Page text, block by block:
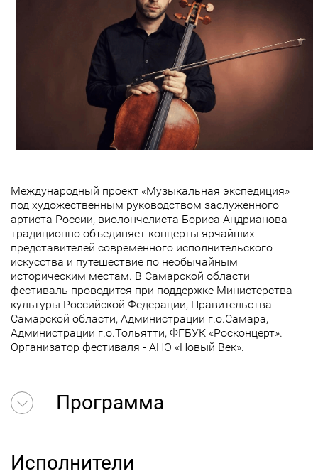
Международный проект «Музыкальная экспедиция»
под художественным руководством заслуженного
артиста России, виолончелиста Бориса Андрианова
традиционно объединяет концерты ярчайших
представителей современного исполнительского
искусства и путешествие по необычайным
историческим местам. В Самарской области
фестиваль проводится при поддержке Министерства
культуры Российской Федерации, Правительства
Самарской области, Администрации г.о.Самара,
Администрации г.о.Тольятти, ФГБУК «Росконцерт».
Организатор фестиваля - АНО «Новый Век».
Программа
Исполнители